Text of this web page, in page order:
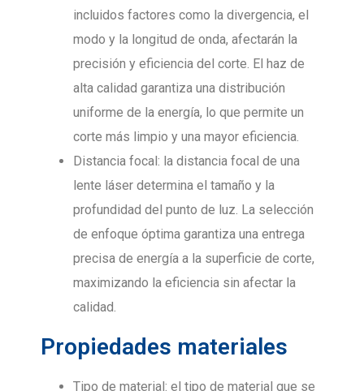
incluidos factores como la divergencia, el
modo y la longitud de onda, afectarán la
precisión y eficiencia del corte. El haz de
alta calidad garantiza una distribución
uniforme de la energía, lo que permite un
corte más limpio y una mayor eficiencia.
Distancia focal: la distancia focal de una
lente láser determina el tamaño y la
profundidad del punto de luz. La selección
de enfoque óptima garantiza una entrega
precisa de energía a la superficie de corte,
maximizando la eficiencia sin afectar la
calidad.
Propiedades materiales
Tipo de material: el tipo de material que se